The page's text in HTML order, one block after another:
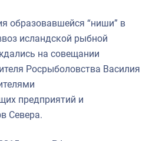
образовавшейся “ниши” в
исландской рыбной
на совещании
Росрыболовства Василия
предприятий и
Севера.